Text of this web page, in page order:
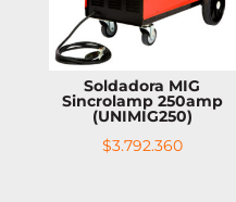
Soldadora MIG
Sincrolamp 250amp
(UNIMIG250)
$3.792.360